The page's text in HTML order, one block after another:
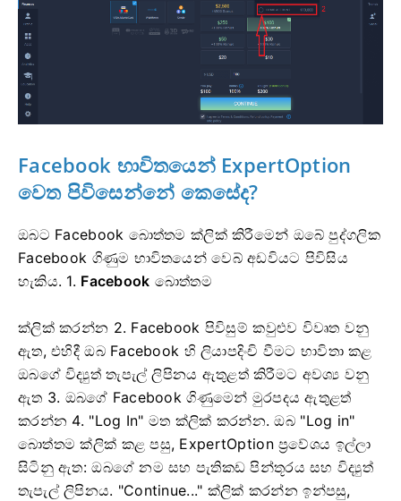
Facebook භාවිතයෙන් ExpertOption
වෙත පිවිසෙන්නේ කෙසේද?
ඔබට Facebook බොත්තම ක්ලික් කිරීමෙන් ඔබේ පුද්ගලික
Facebook ගිණුම භාවිතයෙන් වෙබ් අඩවියට පිවිසිය
හැකිය. 1. Facebook බොත්තම
ක්ලික් කරන්න 2. Facebook පිවිසුම් කවුළුව විවෘත වනු
ඇත, එහිදී ඔබ Facebook හි ලියාපදිංචි වීමට භාවිතා කළ
ඔබගේ විද්‍යුත් තැපැල් ලිපිනය ඇතුළත් කිරීමට අවශ්‍ය වනු
ඇත 3. ඔබගේ Facebook ගිණුමෙන් මුරපදය ඇතුළත්
කරන්න 4. "Log In" මත ක්ලික් කරන්න.ඔබ "Log in"
බොත්තම ක්ලික් කළ පසු, ExpertOption ප්‍රවේශය ඉල්ලා
සිටිනු ඇත: ඔබගේ නම සහ පැතිකඩ පින්තූරය සහ විද්‍යුත්
තැපැල් ලිපිනය. "Continue..." ක්ලික් කරන්නඉන්පසු,